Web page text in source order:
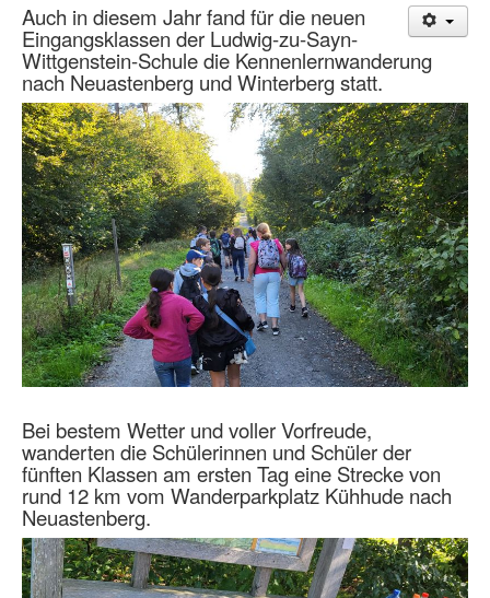
Auch in diesem Jahr fand für die neuen
Eingangsklassen der Ludwig-zu-Sayn-
Wittgenstein-Schule die Kennenlernwanderung
nach Neuastenberg und Winterberg statt.
Bei bestem Wetter und voller Vorfreude,
wanderten die Schülerinnen und Schüler der
fünften Klassen am ersten Tag eine Strecke von
rund 12 km vom Wanderparkplatz Kühhude nach
Neuastenberg.